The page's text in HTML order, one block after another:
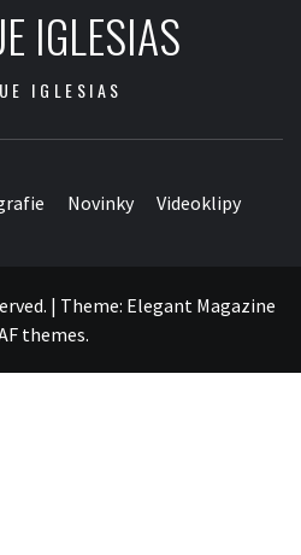
IGLESIAS
IGLESIAS
Novinky Videoklipy
| Theme: Elegant Magazine
themes.